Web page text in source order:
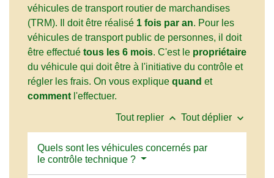
véhicules de transport routier de marchandises
(TRM). Il doit être réalisé 1 fois par an. Pour les
véhicules de transport public de personnes, il doit
être effectué tous les 6 mois. C'est le propriétaire
du véhicule qui doit être à l'initiative du contrôle et
régler les frais. On vous explique quand et
comment l'effectuer.
Tout replier keyboard_arrow_up Tout déplier keyboard_arrow_down
Quels sont les véhicules concernés par
le contrôle technique ?